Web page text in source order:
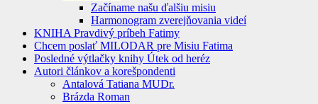
Začíname našu ďalšiu misiu
Harmonogram zverejňovania videí
KNIHA Pravdivý príbeh Fatimy
Chcem poslať MILODAR pre Misiu Fatima
Posledné výtlačky knihy Útek od heréz
Autori článkov a korešpondenti
Antalová Tatiana MUDr.
Brázda Roman